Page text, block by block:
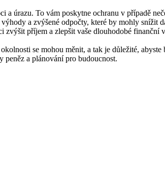
a úrazu. To vám poskytne ochranu v případě
a zvýšené odpočty, které by mohly snížit
zvýšit příjem a zlepšit vaše dlouhodobé finanční
se mohou měnit, a tak je důležité, abyste
peněz a plánování pro budoucnost.